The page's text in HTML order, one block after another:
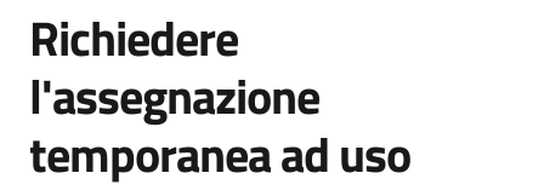
Richiedere
l'assegnazione
temporanea ad uso